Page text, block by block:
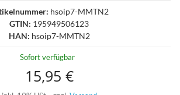
hsoip7-MMTN2
GTIN: 195949506123
HAN: hsoip7-MMTN2
Sofort verfügbar
15,95 €